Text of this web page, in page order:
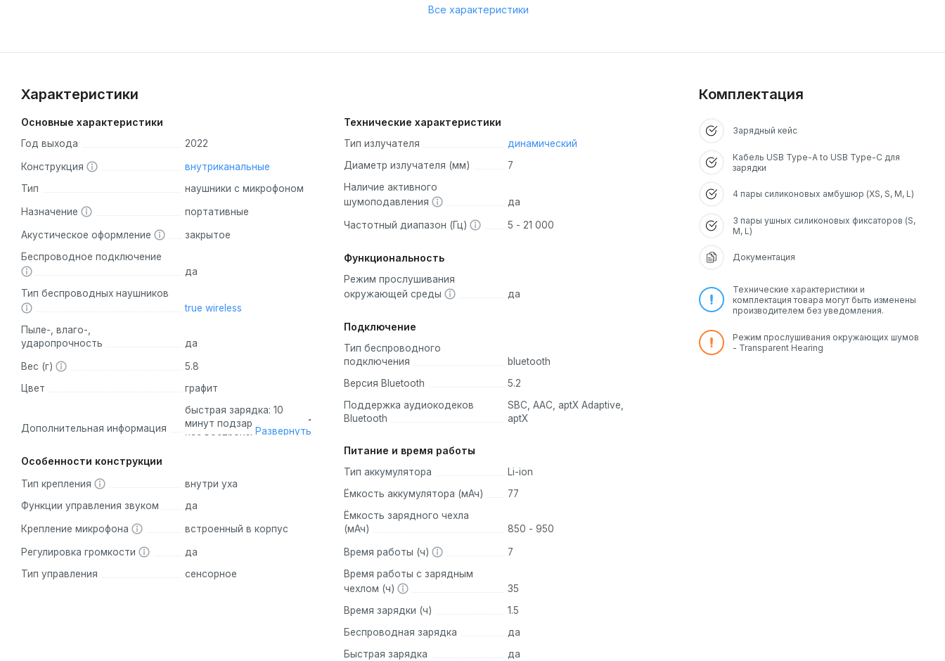
Все характеристики
Характеристики
Основные характеристики
Год выхода 2022
Конструкция
внутриканальные
Тип
наушники с микрофоном
Назначение портативные
Акустическое оформление
закрытое
Беспроводное подключение
да
Тип беспроводных наушников
true wireless
Пыле-, влаго-,
ударопрочность
да
Вес (г)
5.8
Цвет
графит
Дополнительная информация
быстрая зарядка: 10
минут подзарядки дают 1
час воспроизведения,
Smart Control
Развернуть
Особенности конструкции
Тип крепления
внутри уха
Функции управления звуком
да
Крепление микрофона встроенный в корпус
Регулировка громкости
да
Тип управления
сенсорное
Технические характеристики
Тип излучателя
динамический
Диаметр излучателя (мм)
7
Наличие активного
шумоподавления
да
Частотный диапазон (Гц) 5 - 21 000
Функциональность
Режим прослушивания
окружающей среды
да
Подключение
Тип беспроводного
подключения
bluetooth
Версия Bluetooth
5.2
Поддержка аудиокодеков
Bluetooth
SBC, AAC, aptX Adaptive,
aptX
Питание и время работы
Тип аккумулятора
Li-ion
Ёмкость аккумулятора (мАч)
77
Ёмкость зарядного чехла
(мАч)
850 - 950
Время работы (ч)
7
Время работы с зарядным
чехлом (ч)
35
Время зарядки (ч)
1.5
Беспроводная зарядка
да
Быстрая зарядка
да
Комплектация
Зарядный кейс
Кабель USB Type-A to USB Type-C для
зарядки
4 пары силиконовых амбушюр (XS, S, M, L)
3 пары ушных силиконовых фиксаторов (S,
M, L)
Документация
Технические характеристики и
комплектация товара могут быть изменены
производителем без уведомления.
Режим прослушивания окружающих шумов
- Transparent Hearing